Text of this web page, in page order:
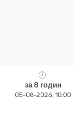
за 8 годин
05-08-2026, 10:00